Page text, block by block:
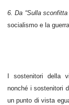
6. Da “Sulla sconfitta
socialismo e la guerra
I sostenitori della
nonché i sostenitori
un punto di vista